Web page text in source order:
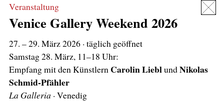
Veranstaltung
Venice Gallery Weekend 2026
27. – 29. März 2026· täglich geöffnet
Samstag 28. März, 11–18 Uhr:
Empfang mit den Künstlern Carolin LieblundNikolas
Schmid-Pfähler
La Galleria
· Venedig